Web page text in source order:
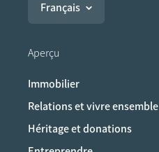
Français
Aperçu
Immobilier
Relations et vivre ensemble
Héritage et donations